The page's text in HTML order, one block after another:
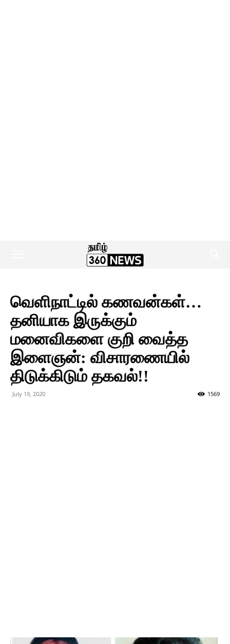
வெளிநாட்டில் கணவன்கள்…
தனியாக இருக்கும்
மனைவிகளை குறி வைத்த
இளைஞன்: விசாரணையில்
திடுக்கிடும் தகவல்!!
July 19, 2020 1569